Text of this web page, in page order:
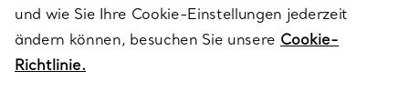
FOLGEN SIE UNS
und wie Sie Ihre Cookie-Einstellungen jederzeit
ändern können, besuchen Sie unsere Cookie-
Richtlinie.